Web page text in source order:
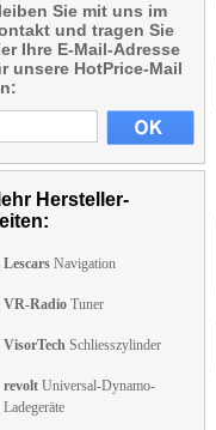
Sie mit uns im
und tragen Sie
Ihre E-Mail-Adresse
unsere HotPrice-Mail
Hersteller-
Lescars Navigation
VR-Radio Tuner
VisorTech Schliesszylinder
revolt Universal-Dynamo-
Ladegeräte